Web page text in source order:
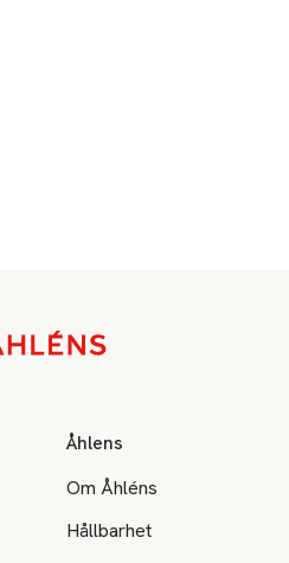
Åhlens
Om Åhléns
Hållbarhet